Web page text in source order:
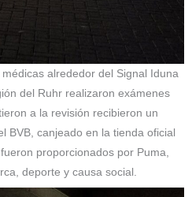
alrededor del Signal Iduna
del Ruhr realizaron exámenes
a la revisión recibieron un
BVB, canjeado en la tienda oficial
proporcionados por Puma,
deporte y causa social.